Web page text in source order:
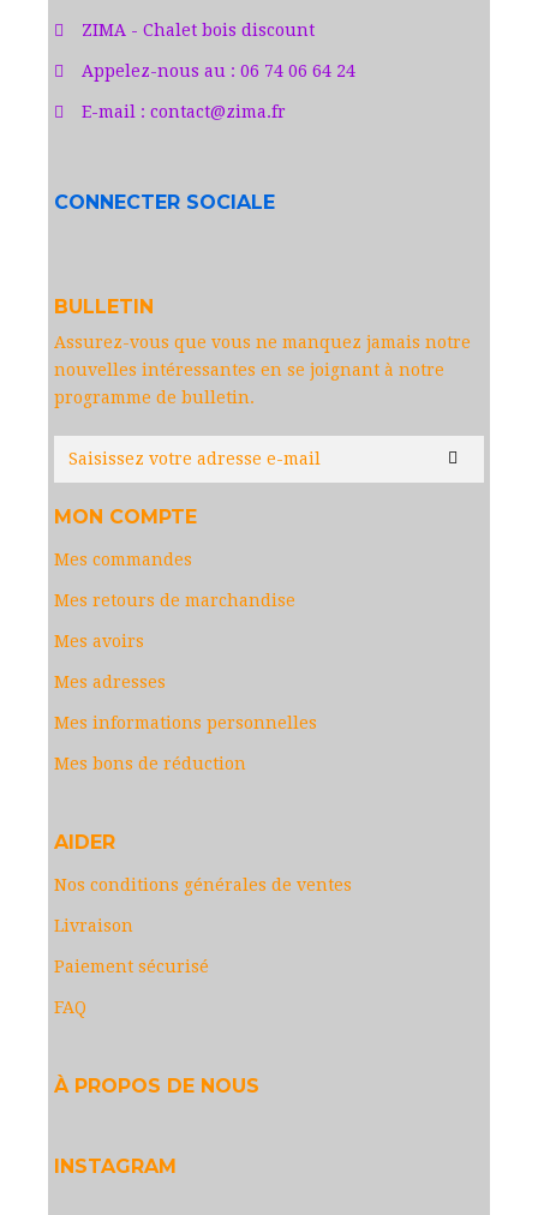
ZIMA - Chalet bois discount
Appelez-nous au : 06 74 06 64 24
E-mail : contact@zima.fr
CONNECTER SOCIALE
BULLETIN
Assurez-vous que vous ne manquez jamais notre
nouvelles intéressantes en se joignant à notre
programme de bulletin.
MON COMPTE
Mes commandes
Mes retours de marchandise
Mes avoirs
Mes adresses
Mes informations personnelles
Mes bons de réduction
AIDER
Nos conditions générales de ventes
Livraison
Paiement sécurisé
FAQ
À PROPOS DE NOUS
INSTAGRAM